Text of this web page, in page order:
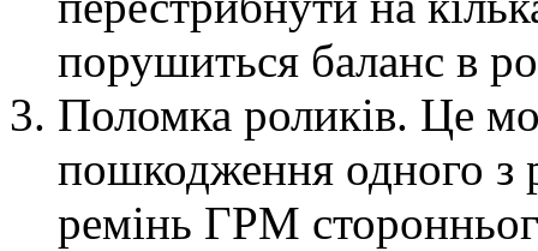
порушиться баланс в
Поломка роликів. Це
пошкодження одного з
ремінь ГРМ